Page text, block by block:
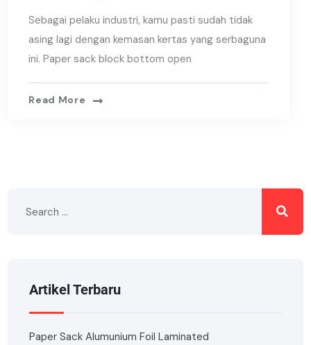
Sebagai pelaku industri, kamu pasti sudah tidak
asing lagi dengan kemasan kertas yang serbaguna
ini. Paper sack block bottom open
Read More
Artikel Terbaru
Paper Sack Alumunium Foil Laminated